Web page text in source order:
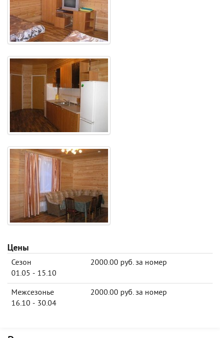
Цены
Сезон
01.05 - 15.10
2000.00 руб. за номер
Межсезонье
16.10 - 30.04
2000.00 руб. за номер